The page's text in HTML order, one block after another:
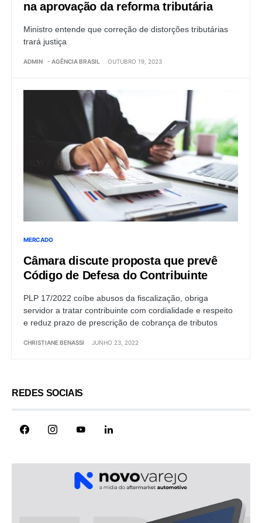
na aprovação da reforma tributária
Ministro entende que correção de distorções tributárias
trará justiça
ADMIN - AGÊNCIA BRASIL OUTUBRO 19, 2023
MERCADO
Câmara discute proposta que prevê
Código de Defesa do Contribuinte
PLP 17/2022 coíbe abusos da fiscalização, obriga
servidor a tratar contribuinte com cordialidade e respeito
e reduz prazo de prescrição de cobrança de tributos
CHRISTIANE BENASSI JUNHO 23, 2022
REDES SOCIAIS